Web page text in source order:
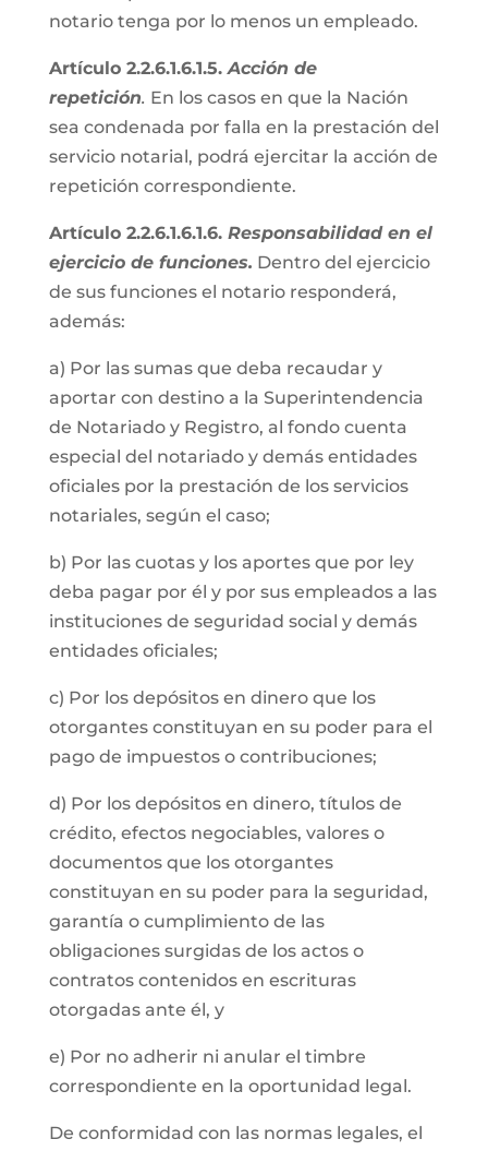
notario tenga por lo menos un empleado.
Artículo 2.2.6.1.6.1.5.Acción de
repetición. En los casos en que la Nación
sea condenada por falla en la prestación del
servicio notarial, podrá ejercitar la acción de
repetición correspondiente.
Artículo 2.2.6.1.6.1.6. Responsabilidad en el
ejercicio de funciones. Dentro del ejercicio
de sus funciones el notario responderá,
además:
a) Por las sumas que deba recaudar y
aportar con destino a la Superintendencia
de Notariado y Registro, al fondo cuenta
especial del notariado y demás entidades
oficiales por la prestación de los servicios
notariales, según el caso;
b) Por las cuotas y los aportes que por ley
deba pagar por él y por sus empleados a las
instituciones de seguridad social y demás
entidades oficiales;
c) Por los depósitos en dinero que los
otorgantes constituyan en su poder para el
pago de impuestos o contribuciones;
d) Por los depósitos en dinero, títulos de
crédito, efectos negociables, valores o
documentos que los otorgantes
constituyan en su poder para la seguridad,
garantía o cumplimiento de las
obligaciones surgidas de los actos o
contratos contenidos en escrituras
otorgadas ante él, y
e) Por no adherir ni anular el timbre
correspondiente en la oportunidad legal.
De conformidad con las normas legales, el